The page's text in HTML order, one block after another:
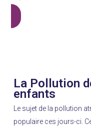
La Pollution
enfants
Le sujet de la pollution
populaire ces jours-ci.